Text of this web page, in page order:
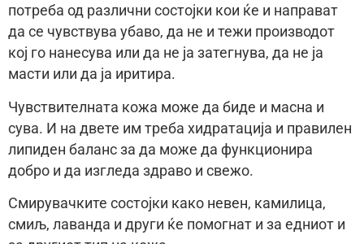
потреба од различни состојки кои ќе и направат
да се чувствува убаво, да не и тежи производот
кој го нанесува или да не ја затегнува, да не ја
масти или да ја иритира.
Чувствителната кожа може да биде и масна и
сува. И на двете им треба хидратација и правилен
липиден баланс за да може да функционира
добро и да изгледа здраво и свежо.
Смирувачките состојки како невен, камилица,
смиљ, лаванда и други ќе помогнат и за едниот и